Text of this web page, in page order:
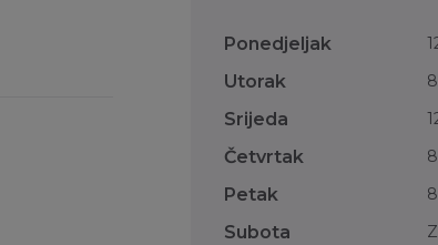
Ponedjeljak
Utorak
Srijeda
Četvrtak
Petak
Subota